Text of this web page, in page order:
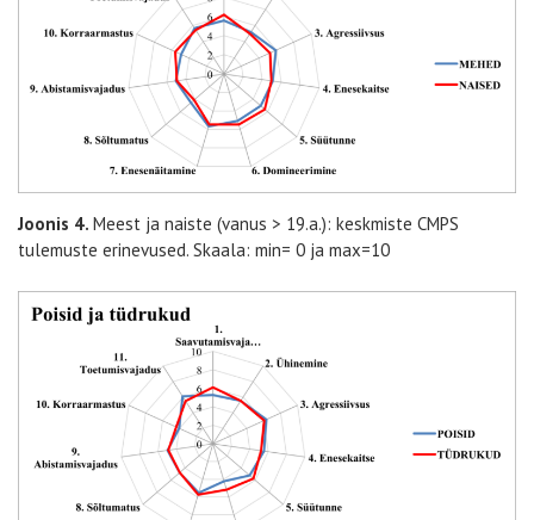
Joonis 4. Meest ja naiste (vanus > 19.a.): keskmiste CMPS
tulemuste erinevused. Skaala: min= 0 ja max=10